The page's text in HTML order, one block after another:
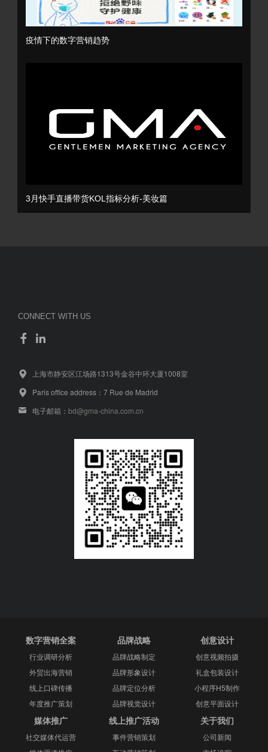
疫情下的数字营销趋势
3月快手直播带货KOL指标分析-美妆篇
CONNECT WITH US
上海市静安区江场路1313号金谷中环大厦1008室
Paris office address：7 Rue de Madrid
电子邮箱： bd@gma-china.com.cn
数字营销全案
行业调研分析
外贸出海营销
线上口碑传播
年度推广策划
品牌战略
品牌战略制定
品牌形象设计
品牌定位分析
品牌视觉设计
创意设计
创意视频拍摄
礼盒包装设计
小程序H5制作
创意平面设计
媒体推广
社交媒体代运营
线上推广活动
事件营销策划
关于我们
公司新闻